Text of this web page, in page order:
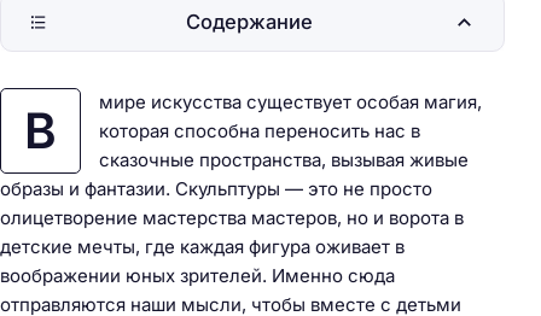
В
мире искусства существует особая магия,
которая способна переносить нас в
сказочные пространства, вызывая живые
образы и фантазии. Скульптуры — это не просто
олицетворение мастерства мастеров, но и ворота в
детские мечты, где каждая фигура оживает в
воображении юных зрителей. Именно сюда
отправляются наши мысли, чтобы вместе с детьми
Содержание